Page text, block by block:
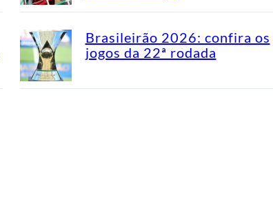
Brasileirão 2026: confira os
jogos da 22ª rodada